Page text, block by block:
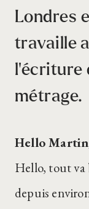
Londres
travaille
métrage.
Hello
Hello, tout va
depuis